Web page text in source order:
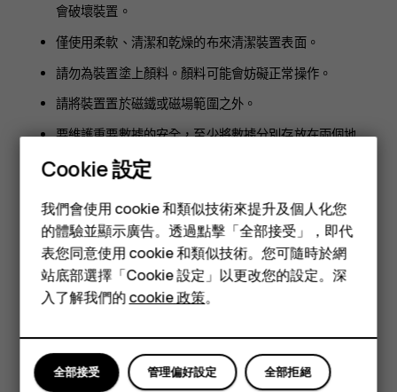
智慧型手機
功能型手機
配件
平板電腦
會破壞裝置。
僅使用柔軟、清潔和乾燥的布來清潔裝置表面。
請勿為裝置塗上顏料。顏料可能會妨礙正常操作。
請將裝置置於磁鐵或磁場範圍之外。
要維護重要數據的安全，至少將數據分別存放在兩個地
方，例如您的裝置、記憶卡或電腦上，或寫下重要資料。
下，這是正常的現象。為了避免過熱，裝置會自動降低速度、在
視訊通話期間調暗螢幕、關閉應用程式、停止充電，並且在必要
時自動關機。如果裝置運作不正常，請洽詢就近的授權維修機
構。
Cookie 設定
我們會使用 cookie 和類似技術來提升及個人化您
的體驗並顯示廣告。透過點擊「全部接受」，即代
表您同意使用 cookie 和類似技術。您可隨時於網
站底部選擇「Cookie 設定」以更改您的設定。深
入了解我們的cookie 政策。
全部拒絕
管理偏好設定
全部接受